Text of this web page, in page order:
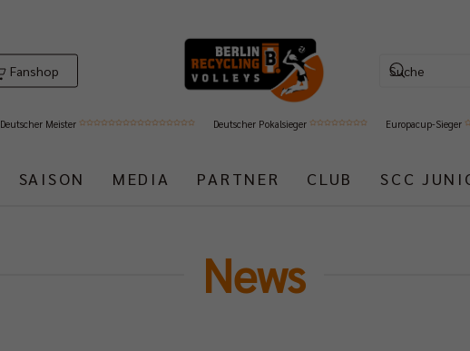
Fanshop
Deutscher Meister Deutscher Pokalsieger Europacup-Sieger
SAISON MEDIA PARTNER CLUB SCC
News